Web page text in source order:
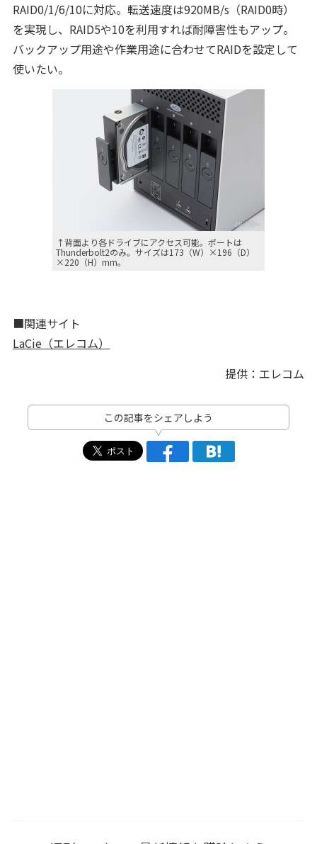
RAID0/1/6/10に対応。転送速度は920MB/s（RAID0時）
を実現し、RAID5や10を利用すれば耐障害性もアップ。
バックアップ用途や作業用途に合わせてRAIDを設定して
使いたい。
↑背面より各ドライブにアクセス可能。ポートは
Thunderbolt2のみ。サイズは173（W）×196（D）
×220（H）mm。
■関連サイト
LaCie（エレコム）
提供：エレコム
この記事をシェアしよう